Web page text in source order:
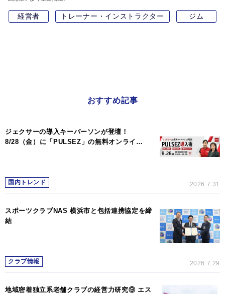
経営者 トレーナー・インストラクター ジム
おすすめ記事
ジェクサーの導入キーパーソンが登壇！
8/28（金）に「PULSEZ」の無料オンライ…
国内トレンド 2026.7.31
スポーツクラブNAS 横浜市と包括連携協定を締
結
クラブ情報 2026.7.29
地域密着独立系老舗クラブの経営力研究⑨ エス